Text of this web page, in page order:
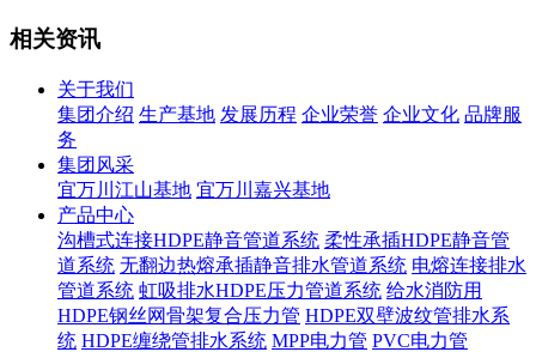
相关资讯
关于我们
集团介绍 生产基地 发展历程 企业荣誉 企业文化 品牌服
务
集团风采
宜万川江山基地 宜万川嘉兴基地
产品中心
沟槽式连接HDPE静音管道系统 柔性承插HDPE静音管
道系统 无翻边热熔承插静音排水管道系统 电熔连接排水
管道系统 虹吸排水HDPE压力管道系统 给水消防用
HDPE钢丝网骨架复合压力管 HDPE双壁波纹管排水系
统 HDPE缠绕管排水系统 MPP电力管 PVC电力管